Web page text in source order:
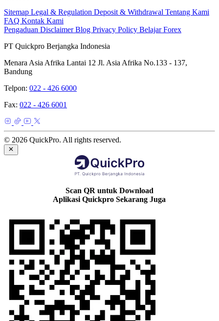
Sitemap Legal & Regulation Deposit & Withdrawal Tentang Kami
FAQ Kontak Kami
Pengaduan DisclaimerBlog Privacy Policy Belajar Forex
PT Quickpro Berjangka Indonesia
Menara Asia Afrika Lantai 12 Jl. Asia Afrika No.133 - 137,
Bandung
Telpon: 022 - 426 6000
Fax: 022 - 426 6001
© 2026 QuickPro. All rights reserved.
Scan QR untuk Download
Aplikasi Quickpro Sekarang Juga